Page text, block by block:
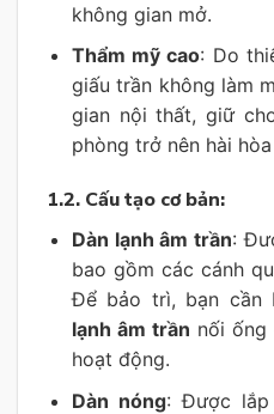
không gian mở.
Thẩm mỹ cao: Do
giấu trần không làm
gian nội thất, giữ
phòng trở nên hài
1.2. Cấu tạo cơ bản:
Dàn lạnh âm trần:
bao gồm các cánh
Để bảo trì, bạn cần
lạnh âm trần nối ống
hoạt động.
Dàn nóng: Được